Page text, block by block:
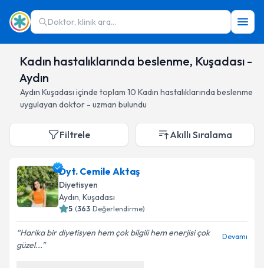
Doktor, klinik ara...
Kadın hastalıklarında beslenme, Kuşadası -
Aydın
Aydın Kuşadası içinde toplam 10 Kadın hastalıklarında beslenme
uygulayan doktor - uzman bulundu
Filtrele Akıllı Sıralama
Dyt. Cemile Aktaş
Diyetisyen
Aydın, Kuşadası
5 (363 Değerlendirme)
Harika bir diyetisyen hem çok bilgili hem enerjisi çok
güzel...
Devamı